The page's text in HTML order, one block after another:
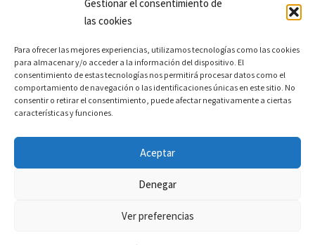
Gestionar el consentimiento de
las cookies
Para ofrecer las mejores experiencias, utilizamos tecnologías como las cookies
para almacenar y/o acceder a la información del dispositivo. El
consentimiento de estas tecnologías nos permitirá procesar datos como el
comportamiento de navegación o las identificaciones únicas en este sitio. No
consentir o retirar el consentimiento, puede afectar negativamente a ciertas
características y funciones.
Aceptar
Denegar
Ver preferencias
Aviso legal y política de privacidad
Transparencia
Cookies
Sitemap
Desarrollo web y motor de reservas